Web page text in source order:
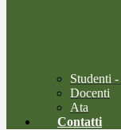
Studenti
Docenti
Ata
Contatti